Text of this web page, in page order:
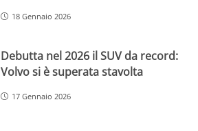
18 Gennaio 2026
Debutta nel 2026 il SUV da record:
Volvo si è superata stavolta
17 Gennaio 2026